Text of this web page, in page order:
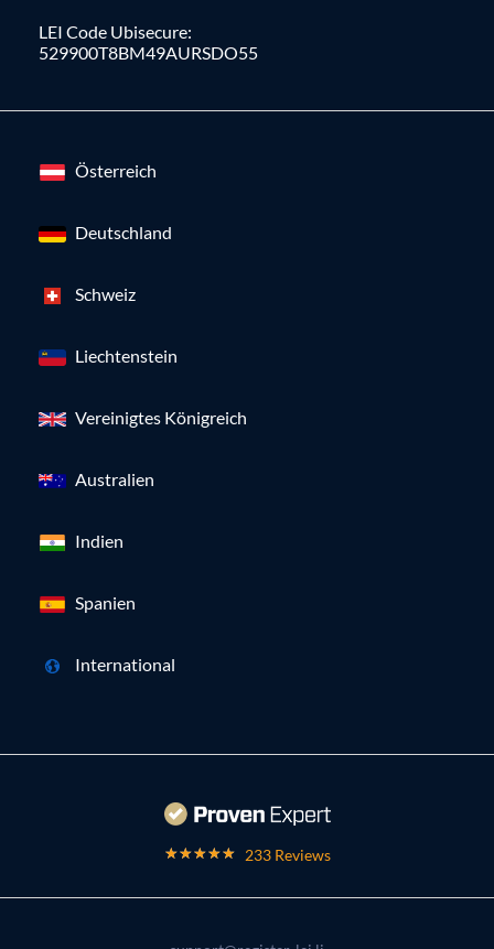
LEI Code Ubisecure:
529900T8BM49AURSDO55
Österreich
Deutschland
Schweiz
Liechtenstein
Vereinigtes Königreich
Australien
Indien
Spanien
International
233 Reviews